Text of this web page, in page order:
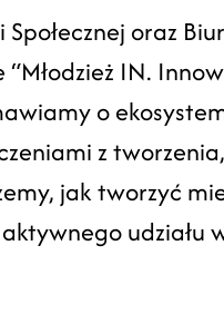
oraz
IN.
o
z
jak tworzyć
udziału